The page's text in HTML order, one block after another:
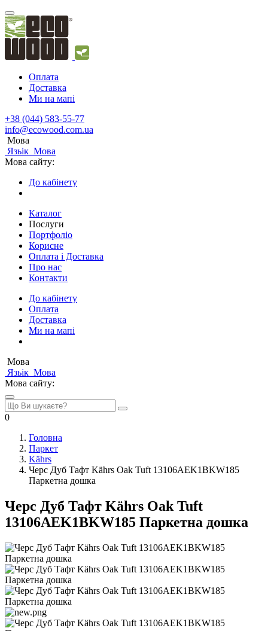
Оплата
Доставка
Ми на мапі
+38 (044) 583-55-77
info@ecowood.com.ua
Мова
Язьік Мова
Мова сайту:
До кабінету
Каталог
Послуги
Портфоліо
Корисне
Оплата і Доставка
Про нас
Контакти
До кабінету
Оплата
Доставка
Ми на мапі
Мова
Язьік Мова
Мова сайту:
0
Головна
Паркет
Kährs
Черс Дуб Тафт Kährs Oak Tuft 13106AEK1BKW185
Паркетна дошка
Черс Дуб Тафт Kährs Oak Tuft
13106AEK1BKW185 Паркетна дошка